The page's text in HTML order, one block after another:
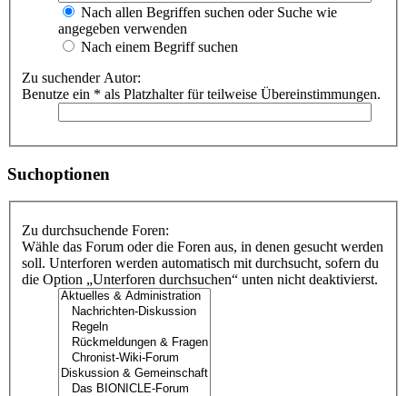
Nach allen Begriffen suchen oder Suche wie
angegeben verwenden
Nach einem Begriff suchen
Zu suchender Autor:
Benutze ein * als Platzhalter für teilweise Übereinstimmungen.
Suchoptionen
Zu durchsuchende Foren:
Wähle das Forum oder die Foren aus, in denen gesucht werden
soll. Unterforen werden automatisch mit durchsucht, sofern du
die Option „Unterforen durchsuchen“ unten nicht deaktivierst.